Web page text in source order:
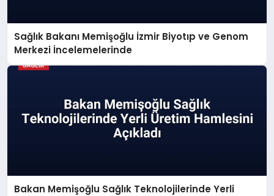
Sağlık Bakanı Memişoğlu İzmir Biyotıp ve Genom
Merkezi İncelemelerinde
Bakan Memişoğlu Sağlık Teknolojilerinde Yerli